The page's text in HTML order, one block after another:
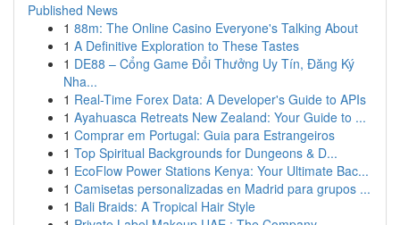
Published News
1 88m: The Online Casino Everyone's Talking About
1 A Definitive Exploration to These Tastes
1 DE88 – Cổng Game Đổi Thưởng Uy Tín, Đăng Ký
Nha...
1 Real-Time Forex Data: A Developer's Guide to APIs
1 Ayahuasca Retreats New Zealand: Your Guide to ...
1 Comprar em Portugal: Guia para Estrangeiros
1 Top Spiritual Backgrounds for Dungeons & D...
1 EcoFlow Power Stations Kenya: Your Ultimate Bac...
1 Camisetas personalizadas en Madrid para grupos ...
1 Bali Braids: A Tropical Hair Style